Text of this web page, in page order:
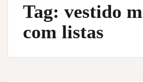
Tag: vestido
com listas